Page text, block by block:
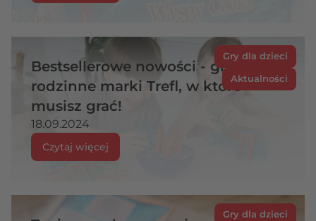
Bestsellerowe nowości - gry
rodzinne marki Trefl, w które
musisz grać!
18.09.2024
Czytaj więcej
Gry dla dzieci
Aktualności
Gry dla dzieci